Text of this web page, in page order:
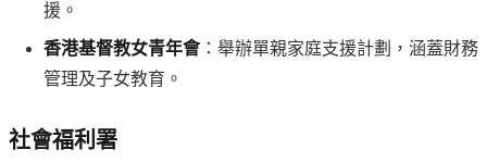
援。
香港基督教女青年會：舉辦單親家庭支援計劃，涵蓋財務
管理及子女教育。
社會福利署